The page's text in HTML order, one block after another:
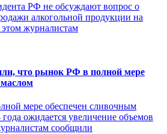
РФ не обсуждают вопрос о
алкогольной продукции на
журналистам
что рынок РФ в полной мере
мере обеспечен сливочным
ожидается увеличение объемов
сообщили